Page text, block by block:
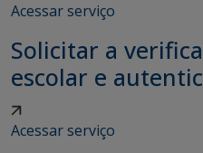
Acessar serviço
Solicitar a
escolar e
Acessar serviço